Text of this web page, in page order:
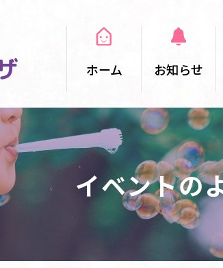
ホーム お知らせ
イベントの